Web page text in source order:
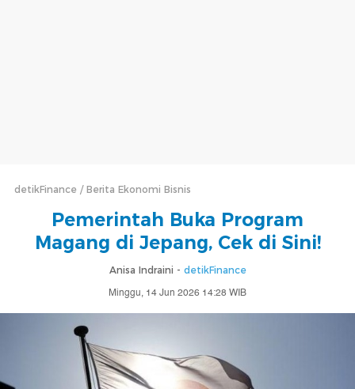
detikFinance Berita Ekonomi Bisnis
Pemerintah Buka Program
Magang di Jepang, Cek di Sini!
Anisa Indraini - detikFinance
Minggu, 14 Jun 2026 14:28 WIB